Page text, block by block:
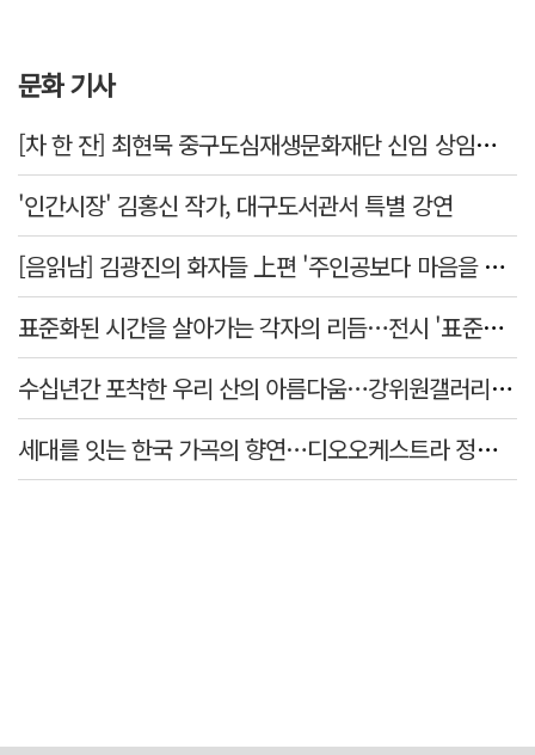
문화 기사
[차 한 잔] 최현묵 중구도심재생문화재단 신임 상임이사 "서문시장·경상감영 등 지역 자원 활용…문화의 일상화"
'인간시장' 김홍신 작가, 대구도서관서 특별 강연
[음읽남] 김광진의 화자들 上편 '주인공보다 마음을 쓴 사람'
표준화된 시간을 살아가는 각자의 리듬…전시 '표준시차'
수십년간 포착한 우리 산의 아름다움…강위원갤러리 '팔공·지리展' 개최
세대를 잇는 한국 가곡의 향연…디오오케스트라 정기연주회 '노래의 날개 위에'